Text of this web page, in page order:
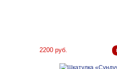
2200 руб.